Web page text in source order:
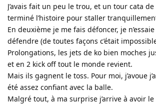
J’avais fait un peu le trou, et un tour cata
terminé l’histoire pour staller
En deuxième je me fais défoncer, je
défendre (de toutes façons c’était
Prolongations, les jets de ko bien moches
et en 2 kick off tout le monde revient.
Mais ils gagnent le toss. Pour moi, j’avoue
été assez confiant avec la balle.
Malgré tout, à ma surprise j’arrive à avoir